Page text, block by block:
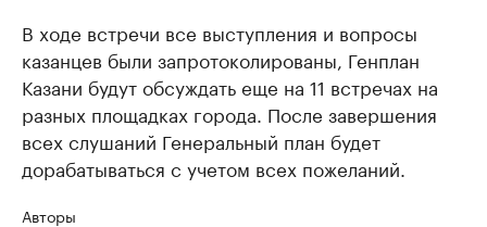
В ходе встречи все выступления и вопросы
казанцев были запротоколированы, Генплан
Казани будут обсуждать еще на 11 встречах на
разных площадках города. После завершения
всех слушаний Генеральный план будет
дорабатываться с учетом всех пожеланий.
Авторы